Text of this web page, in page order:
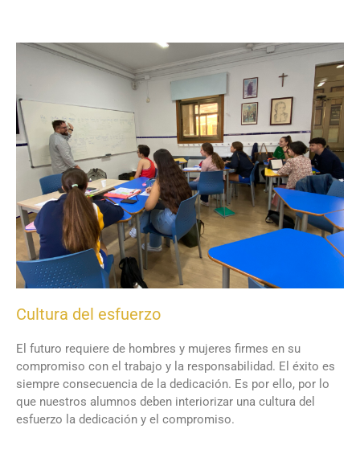
Cultura del esfuerzo
El futuro requiere de hombres y mujeres firmes en su
compromiso con el trabajo y la responsabilidad. El éxito es
siempre consecuencia de la dedicación. Es por ello, por lo
que nuestros alumnos deben interiorizar una cultura del
esfuerzo la dedicación y el compromiso.